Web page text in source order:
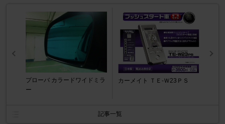
プローバ カラードワイドミラ
ー
カーメイト ＴＥ-Ｗ23ＰＳ
記事一覧